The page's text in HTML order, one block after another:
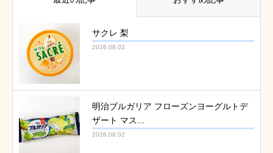
サクレ 梨
2026.08.03
明治ブルガリア フローズンヨーグルトデ
ザート マス...
2026.08.02